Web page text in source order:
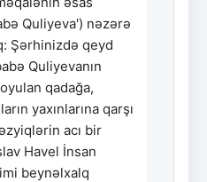
Quliyeva') nəzərə
Şərhinizdə qeyd
Quliyevanın
qadağa,
yaxınlarına qarşı
acı bir
Havel İnsan
beynəlxalq